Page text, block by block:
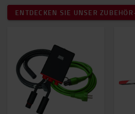
ENTDECKEN SIE UNSER